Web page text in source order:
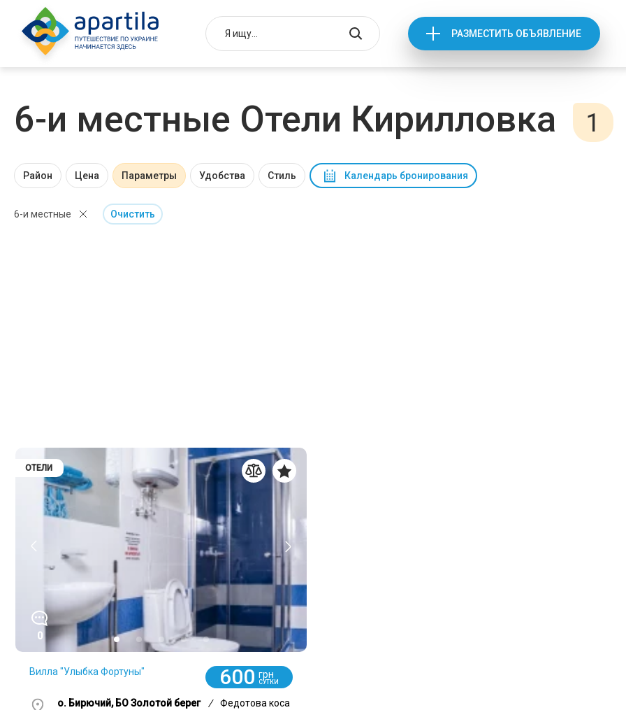
РАЗМЕСТИТЬ ОБЪЯВЛЕНИЕ
6-и местные Отели Кирилловка 1
Район Цена Параметры Удобства Стиль Календарь бронирования
6-и местные Очистить
ОТЕЛИ
0
Вилла "Улыбка Фортуны" 600 грн
СУТКИ
о. Бирючий, БО Золотой берег /
Федотова коса